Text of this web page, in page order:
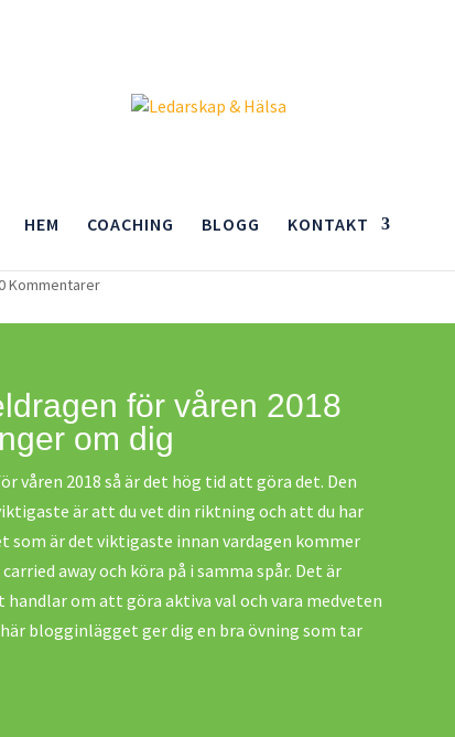
HEM COACHING BLOGG KONTAKT
upp en riktning
Kommentarer
för våren 2018
om dig
våren 2018 så är det hög tid att göra det. Den
är att du vet din riktning och att du har
som är det viktigaste innan vardagen kommer
away och köra på i samma spår. Det är
om att göra aktiva val och vara medveten
blogginlägget ger dig en bra övning som tar